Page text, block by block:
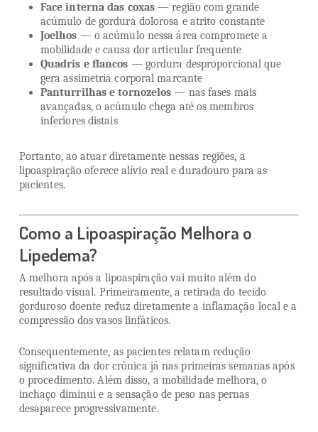
Face interna das coxas — região com grande
acúmulo de gordura dolorosa e atrito constante
Joelhos — o acúmulo nessa área compromete a
mobilidade e causa dor articular frequente
Quadris e flancos — gordura desproporcional que
gera assimetria corporal marcante
Panturrilhas e tornozelos — nas fases mais
avançadas, o acúmulo chega até os membros
inferiores distais
Portanto, ao atuar diretamente nessas regiões, a
lipoaspiração oferece alívio real e duradouro para as
pacientes.
Como a Lipoaspiração Melhora o
Lipedema?
A melhora após a lipoaspiração vai muito além do
resultado visual. Primeiramente, a retirada do tecido
gorduroso doente reduz diretamente a inflamação local e a
compressão dos vasos linfáticos.
Consequentemente, as pacientes relatam redução
significativa da dor crônica já nas primeiras semanas após
o procedimento. Além disso, a mobilidade melhora, o
inchaço diminui e a sensação de peso nas pernas
desaparece progressivamente.